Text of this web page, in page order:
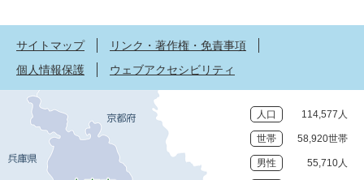
サイトマップ
リンク・著作権・免責事項
個人情報保護
ウェブアクセシビリティ
人口 114,577人
世帯 58,920世帯
男性 55,710人